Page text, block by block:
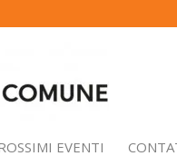
EVENTI